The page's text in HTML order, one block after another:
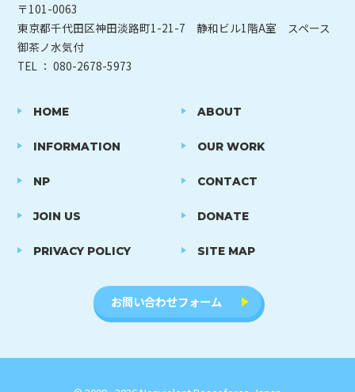
〒101-0063
東京都千代田区神田淡路町1-21-7 静和ビル1階A室 スペース
御茶ノ水気付
TEL ： 080-2678-5973
HOME ABOUT
INFORMATION OUR WORK
NP CONTACT
JOIN US DONATE
PRIVACY POLICY SITE MAP
お問い合わせフォーム